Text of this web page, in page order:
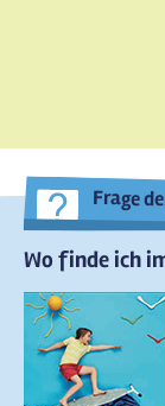
Frage
Wo finde ich